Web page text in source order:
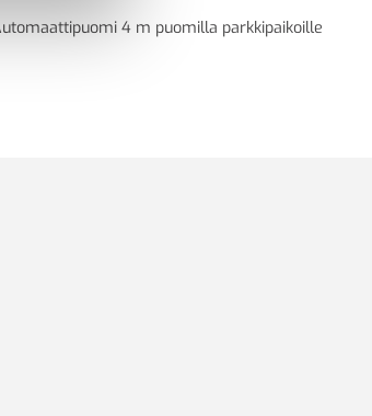
4 m puomilla parkkipaikoille